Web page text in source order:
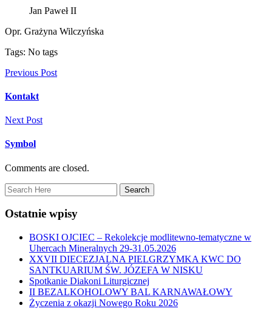
Jan Paweł II
Opr. Grażyna Wilczyńska
Tags: No tags
Previous Post
Kontakt
Next Post
Symbol
Comments are closed.
Ostatnie wpisy
BOSKI OJCIEC – Rekolekcje modlitewno-tematyczne w
Uhercach Mineralnych 29-31.05.2026
XXVII DIECEZJALNA PIELGRZYMKA KWC DO
SANTKUARIUM ŚW. JÓZEFA W NISKU
Spotkanie Diakoni Liturgicznej
II BEZALKOHOLOWY BAL KARNAWAŁOWY
Życzenia z okazji Nowego Roku 2026